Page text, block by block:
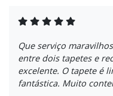
Que serviço
entre dois tapetes e
excelente. O tapete é
fantástica. Muito